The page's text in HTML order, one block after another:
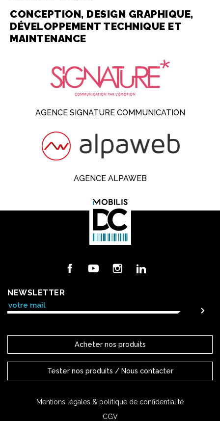
CONCEPTION, DESIGN GRAPHIQUE,
DÉVELOPPEMENT TECHNIQUE ET
MAINTENANCE
AGENCE SIGNATURE COMMUNICATION
AGENCE ALPAWEB
NEWSLETTER
Acheter nos produits
Tester nos produits / Nous contacter
Mentions légales & politique de confidentialité
CGV
FacebookYouTube Instagram